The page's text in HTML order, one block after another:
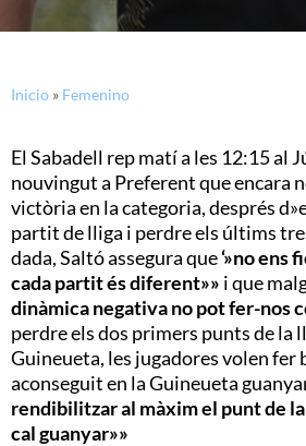
Inicio » Femenino
El Sabadell rep matí a les 12:15 al
nouvingut a Preferent que encara
victòria en la categoria, després
partit de lliga i perdre els últims
dada, Saltó assegura que‘»no ens
cada partit és diferent»» i que
dinàmica negativa no pot fer-nos
perdre els dos primers punts de la
Guineueta, les jugadores volen fer
aconseguit en la Guineueta
rendibilitzar al màxim el punt de
cal guanyar»»